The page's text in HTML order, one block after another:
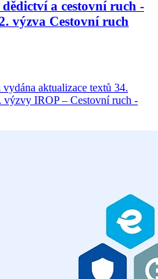
a cestovní ruch -
výzva Cestovní ruch
aktualizace textů 34.
IROP – Cestovní ruch -